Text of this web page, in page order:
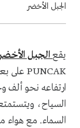
الجبل الأخضر
يقعالجبل الأخضر
ارتفاعه نحو ألف
السياح،
السماء. مع